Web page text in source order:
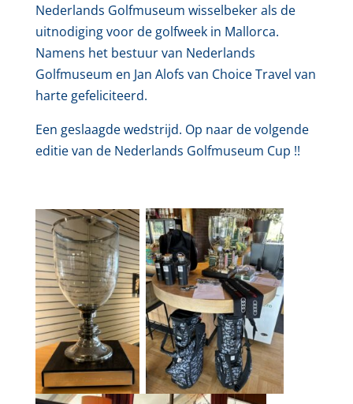
Nederlands Golfmuseum wisselbeker als de
uitnodiging voor de golfweek in Mallorca.
Namens het bestuur van Nederlands
Golfmuseum en Jan Alofs van Choice Travel van
harte gefeliciteerd.
Een geslaagde wedstrijd. Op naar de volgende
editie van de Nederlands Golfmuseum Cup !!